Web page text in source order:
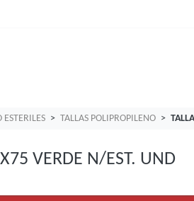
ESTERILES TALLAS POLIPROPILENO
VERDE N/EST. UND